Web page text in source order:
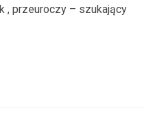
, przeuroczy – szukający